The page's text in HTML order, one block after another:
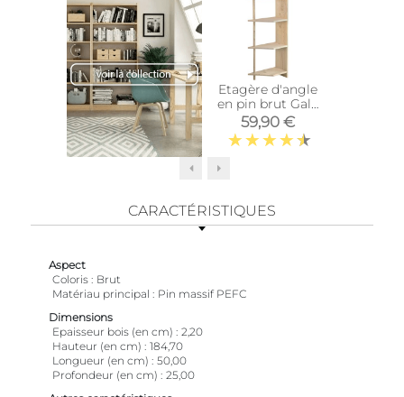
Etagère d'angle
en pin brut Gala
(4 tablettes)
59,90 €
CARACTÉRISTIQUES
Aspect
Coloris
Brut
Matériau principal
Pin massif PEFC
Dimensions
Epaisseur bois (en cm)
2,20
Hauteur (en cm)
184,70
Longueur (en cm)
50,00
Profondeur (en cm)
25,00